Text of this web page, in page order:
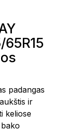
65R15
padangas
ir
keliose